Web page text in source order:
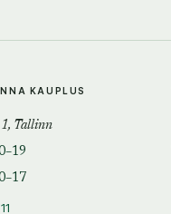
KAUPLUS
Tallinn